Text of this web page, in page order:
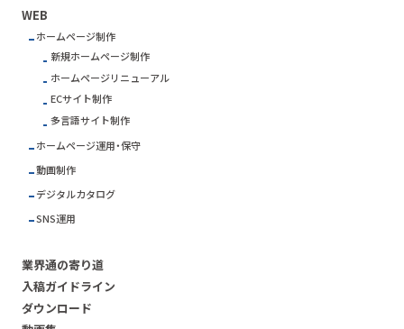
WEB
ホームページ制作
新規ホームページ制作
ホームページリニューアル
ECサイト制作
多言語サイト制作
ホームページ運用・保守
動画制作
デジタルカタログ
SNS運用
業界通の寄り道
入稿ガイドライン
ダウンロード